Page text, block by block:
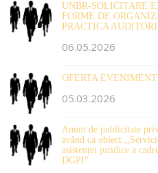
UNBR-SOLICITARE
FORME DE
PRACTICA
06.05.2026
OFERTA
05.03.2026
Anunt de publicitate
având ca obiect
asistenței juridice a
DGPI"